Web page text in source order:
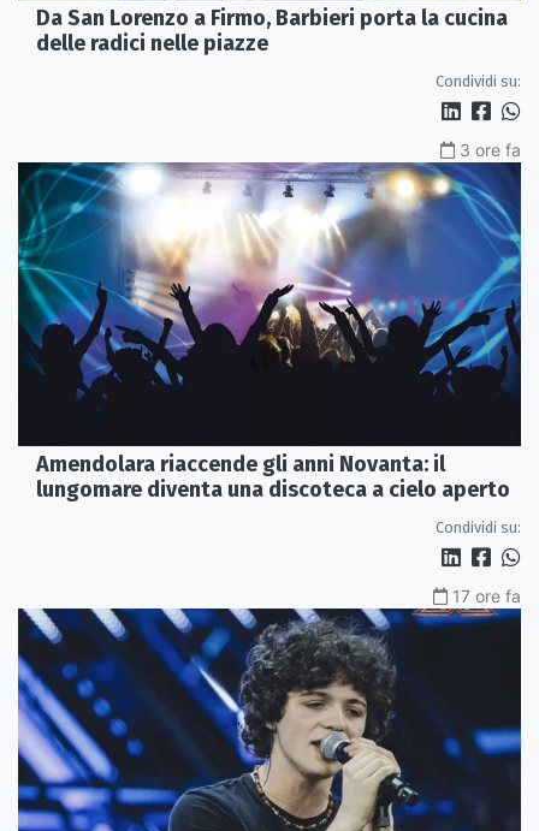
Da San Lorenzo a Firmo, Barbieri porta la cucina
delle radici nelle piazze
Condividi su:
3 ore fa
Amendolara riaccende gli anni Novanta: il
lungomare diventa una discoteca a cielo aperto
Condividi su:
17 ore fa